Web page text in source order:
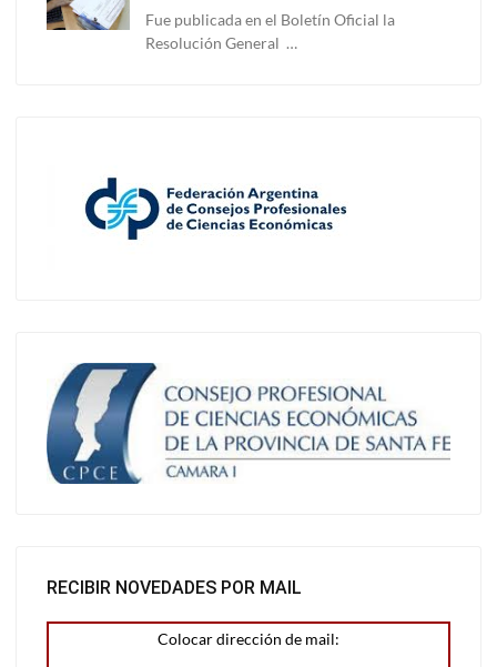
Fue publicada en el Boletín Oficial la
Resolución General …
RECIBIR NOVEDADES POR MAIL
Colocar dirección de mail: